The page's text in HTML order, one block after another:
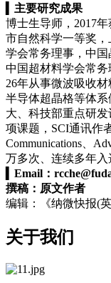
主要研究成果
博士生导师，2017
市自然科学一等奖
学会常务理事，中国
中国超材料学会常
26年从事微波吸收
半导体超晶格等体
大、科技部重点研
项课题，SCI通讯作
Communications 、
万多次、连续多年入
Email：
撰稿：原文作者
编辑：《纳微快报(
关于我们